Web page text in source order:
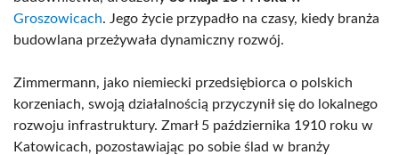
Groszowicach. Jego życie przypadło na czasy, kiedy branża
budowlana przeżywała dynamiczny rozwój.
Zimmermann, jako niemiecki przedsiębiorca o polskich
korzeniach, swoją działalnością przyczynił się do lokalnego
rozwoju infrastruktury. Zmarł 5 października 1910 roku w
Katowicach, pozostawiając po sobie ślad w branży